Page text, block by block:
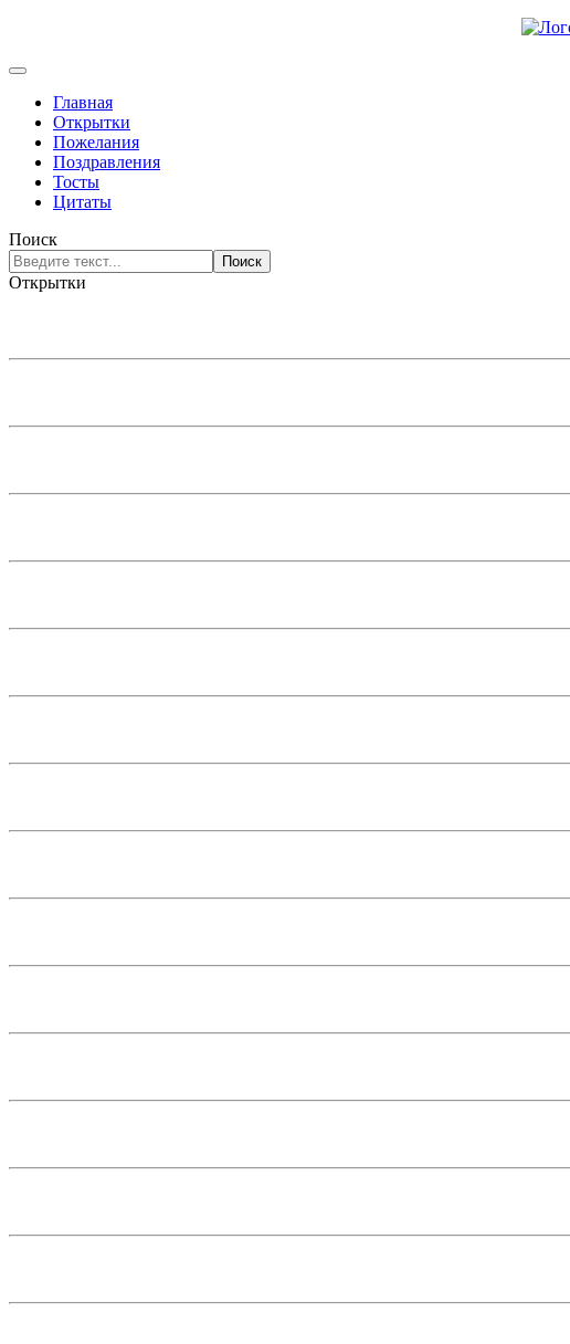
Главная
Открытки
Пожелания
Поздравления
Тосты
Цитаты
Поиск
Поиск
Открытки